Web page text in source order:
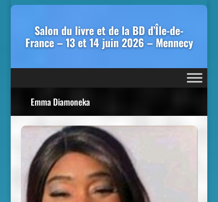
Salon du livre et de la BD d’Île-de-
France – 13 et 14 juin 2026 – Mennecy
Emma Diamoneka